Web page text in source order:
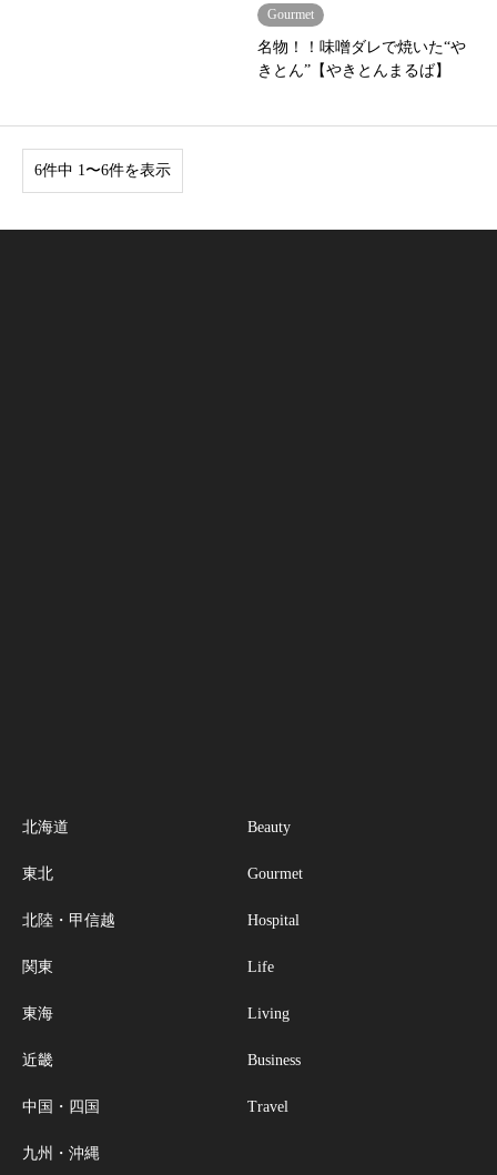
Gourmet
名物！！味噌ダレで焼いた“や
きとん”【やきとんまるば】
6件中 1〜6件を表示
北海道
東北
北陸・甲信越
関東
東海
近畿
中国・四国
九州・沖縄
Beauty
Gourmet
Hospital
Life
Living
Business
Travel